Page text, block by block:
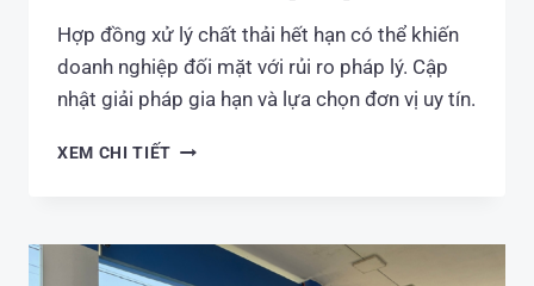
Hợp đồng xử lý chất thải hết hạn có thể khiến
doanh nghiệp đối mặt với rủi ro pháp lý. Cập
nhật giải pháp gia hạn và lựa chọn đơn vị uy tín.
XEM CHI TIẾT HỢP
CHẤT